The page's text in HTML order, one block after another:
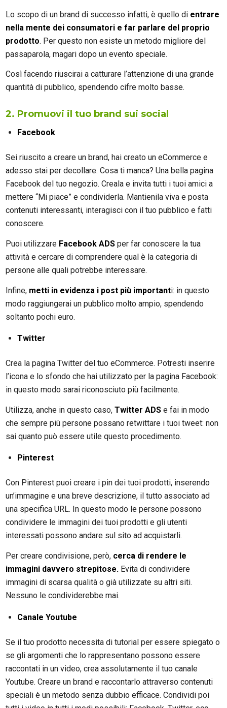
Lo scopo di un brand di successo infatti, è quello di entrare
nella mente dei consumatori e far parlare del proprio
prodotto. Per questo non esiste un metodo migliore del
passaparola, magari dopo un evento speciale.
Così facendo riuscirai a catturare l’attenzione di una grande
quantità di pubblico, spendendo cifre molto basse.
2. Promuovi il tuo brand sui social
Facebook
Sei riuscito a creare un brand, hai creato un eCommerce e
adesso stai per decollare. Cosa ti manca? Una bella pagina
Facebook del tuo negozio. Creala e invita tutti i tuoi amici a
mettere “Mi piace” e condividerla. Mantienila viva e posta
contenuti interessanti, interagisci con il tuo pubblico e fatti
conoscere.
Puoi utilizzare Facebook ADS per far conoscere la tua
attività e cercare di comprendere qual è la categoria di
persone alle quali potrebbe interessare.
Infine, metti in evidenza i post più importanti: in questo
modo raggiungerai un pubblico molto ampio, spendendo
soltanto pochi euro.
Twitter
Crea la pagina Twitter del tuo eCommerce. Potresti inserire
l’icona e lo sfondo che hai utilizzato per la pagina Facebook:
in questo modo sarai riconosciuto più facilmente.
Utilizza, anche in questo caso,Twitter ADS e fai in modo
che sempre più persone possano retwittare i tuoi tweet: non
sai quanto può essere utile questo procedimento.
Pinterest
Con Pinterest puoi creare i pin dei tuoi prodotti, inserendo
un’immagine e una breve descrizione, il tutto associato ad
una specifica URL. In questo modo le persone possono
condividere le immagini dei tuoi prodotti e gli utenti
interessati possono andare sul sito ad acquistarli.
Per creare condivisione, però, cerca di rendere le
immagini davvero strepitose. Evita di condividere
immagini di scarsa qualità o già utilizzate su altri siti.
Nessuno le condividerebbe mai.
Canale Youtube
Se il tuo prodotto necessita di tutorial per essere spiegato o
se gli argomenti che lo rappresentano possono essere
raccontati in un video, crea assolutamente il tuo canale
Youtube. Creare un brand e raccontarlo attraverso contenuti
speciali è un metodo senza dubbio efficace. Condividi poi